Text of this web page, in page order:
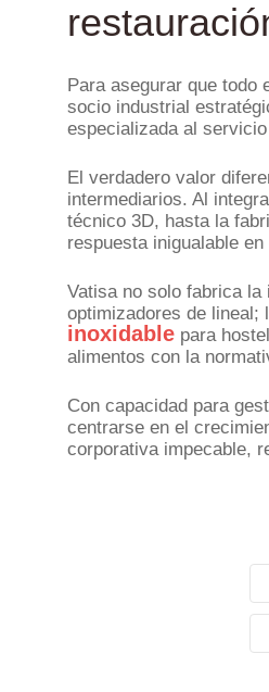
Para asegurar que todo
socio industrial
especializada al
El verdadero valor
intermediarios. Al
técnico 3D, hasta la
respuesta inigualable
Vatisa no solo fabrica
optimizadores de lineal;
inoxidable para
alimentos con la
Con capacidad para
centrarse en el
corporativa impecable,